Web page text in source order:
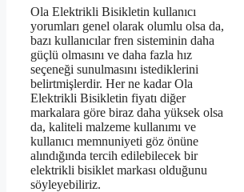
Ola Elektrikli Bisikletin kullanıcı
yorumları genel olarak olumlu olsa da,
bazı kullanıcılar fren sisteminin daha
güçlü olmasını ve daha fazla hız
seçeneği sunulmasını istediklerini
belirtmişlerdir. Her ne kadar Ola
Elektrikli Bisikletin fiyatı diğer
markalara göre biraz daha yüksek olsa
da, kaliteli malzeme kullanımı ve
kullanıcı memnuniyeti göz önüne
alındığında tercih edilebilecek bir
elektrikli bisiklet markası olduğunu
söyleyebiliriz.